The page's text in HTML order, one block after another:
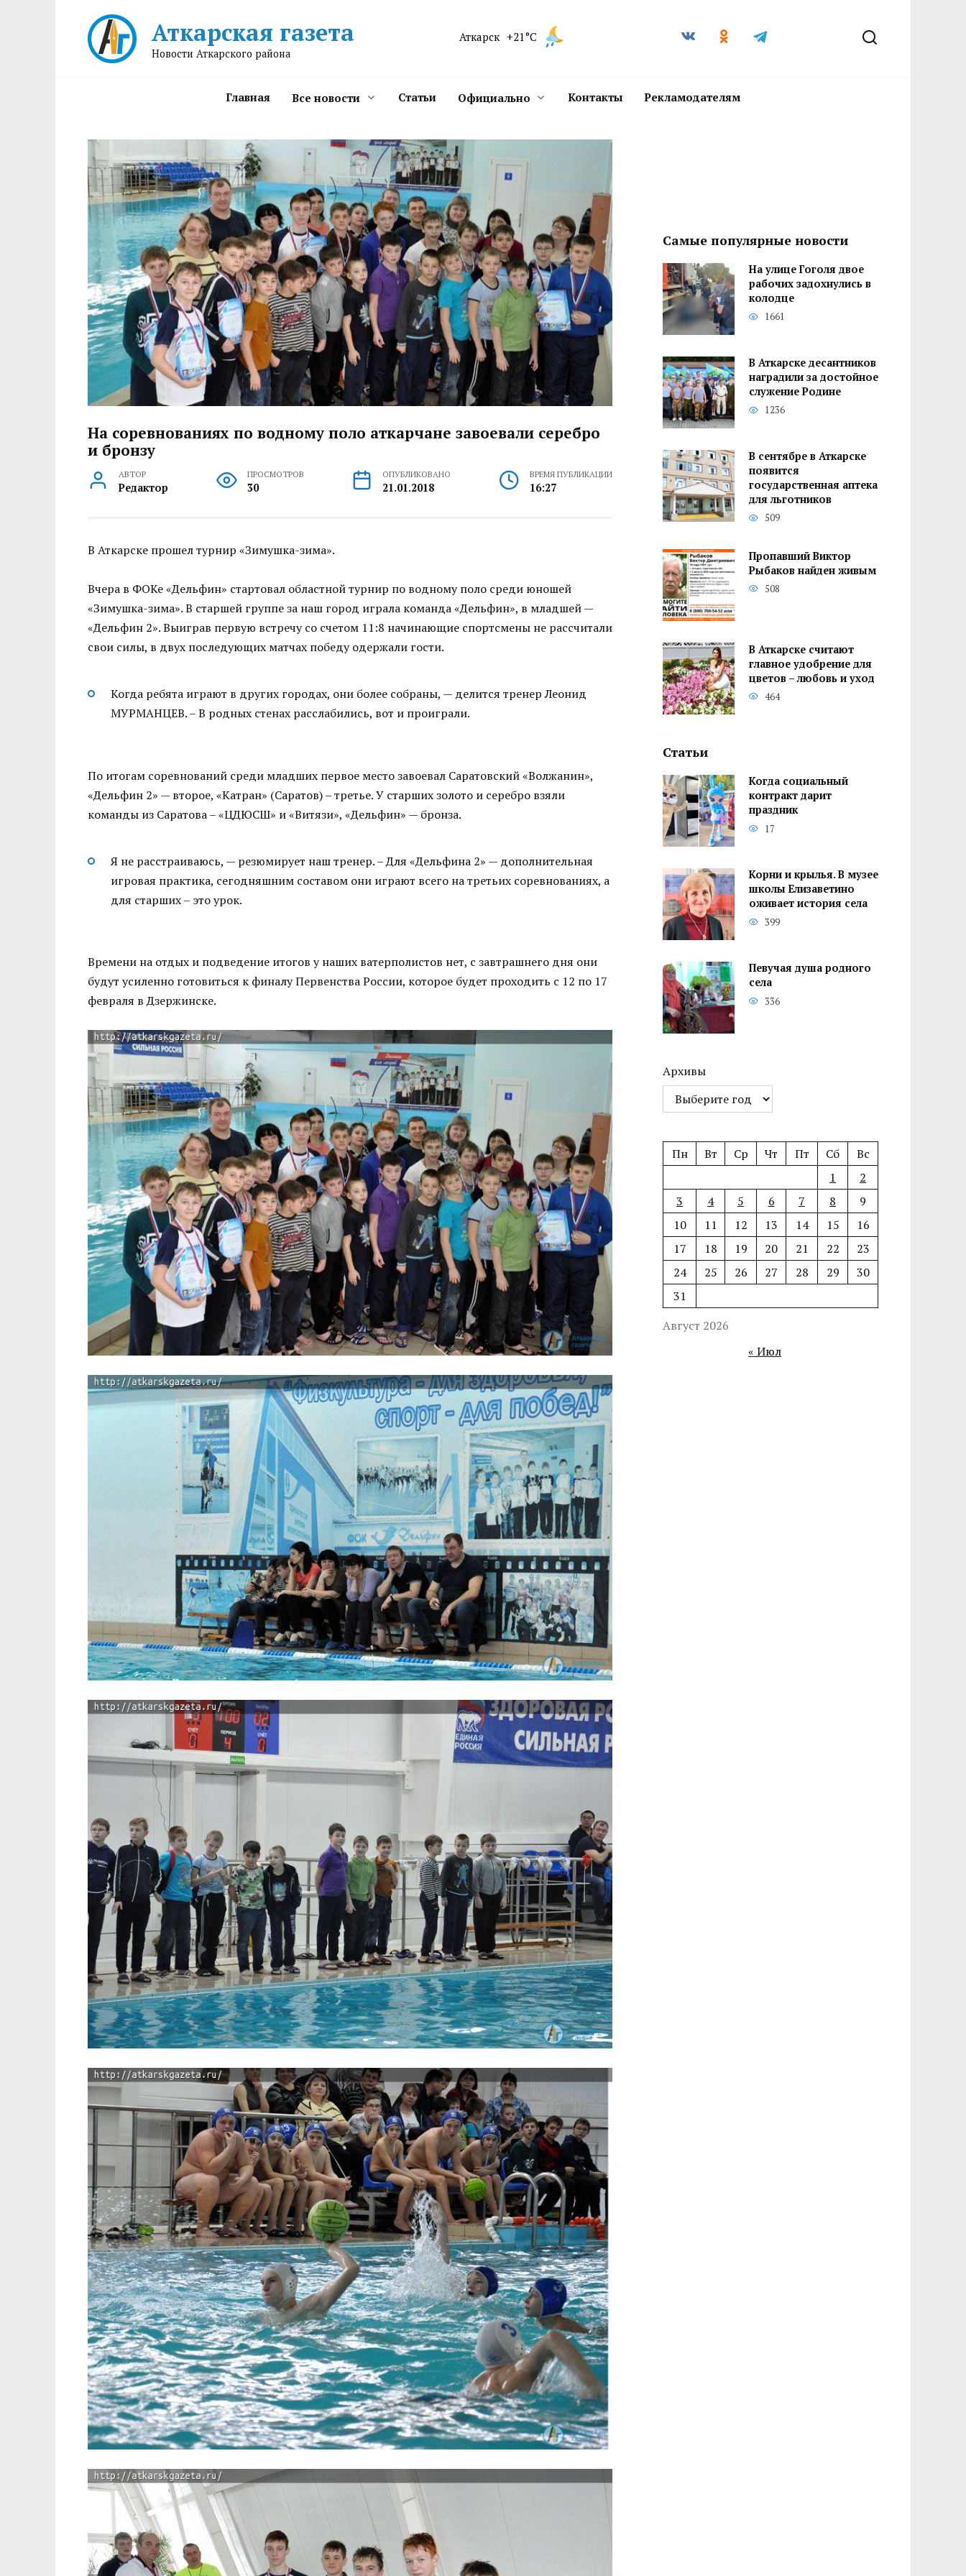
Аткарская газета
Новости Аткарского района
Аткарск +21°C
Главная Все новости Статьи Официально Контакты Рекламодателям
На соревнованиях по водному поло аткарчане завоевали серебро
и бронзу
АВТОР
Редактор
ПРОСМОТРОВ
30
ОПУБЛИКОВАНО
21.01.2018
ВРЕМЯ ПУБЛИКАЦИИ
16:27
В Аткарске прошел турнир «Зимушка-зима».
Вчера в ФОКе «Дельфин» стартовал областной турнир по водному поло среди юношей
«Зимушка-зима». В старшей группе за наш город играла команда «Дельфин», в младшей —
«Дельфин 2». Выиграв первую встречу со счетом 11:8 начинающие спортсмены не рассчитали
свои силы, в двух последующих матчах победу одержали гости.
Когда ребята играют в других городах, они более собраны, — делится тренер Леонид
МУРМАНЦЕВ. – В родных стенах расслабились, вот и проиграли.
По итогам соревнований среди младших первое место завоевал Саратовский «Волжанин»,
«Дельфин 2» — второе, «Катран» (Саратов) – третье. У старших золото и серебро взяли
команды из Саратова – «ЦДЮСШ» и «Витязи», «Дельфин» — бронза.
Я не расстраиваюсь, — резюмирует наш тренер. – Для «Дельфина 2» — дополнительная
игровая практика, сегодняшним составом они играют всего на третьих соревнованиях, а
для старших – это урок.
Времени на отдых и подведение итогов у наших ватерполистов нет, с завтрашнего дня они
будут усиленно готовиться к финалу Первенства России, которое будет проходить с 12 по 17
февраля в Дзержинске.
Самые популярные новости
На улице Гоголя двое
рабочих задохнулись в
колодце
1661
В Аткарске десантников
наградили за достойное
служение Родине
1236
В сентябре в Аткарске
появится
государственная аптека
для льготников
509
Пропавший Виктор
Рыбаков найден живым
508
В Аткарске считают
главное удобрение для
цветов – любовь и уход
464
Статьи
Когда социальный
контракт дарит
праздник
17
Корни и крылья. В музее
школы Елизаветино
оживает история села
399
Певучая душа родного
села
336
Архивы
Август 2026
Пн Вт Ср Чт Пт Сб
Вс
1
2
3
4 5 6 7 8
9
10
11 12 13 14 15
16
17
18 19 20 21 22
23
24
25 26 27 28 29
30
31
« Июл